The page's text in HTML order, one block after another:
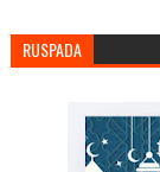
RUSPADA